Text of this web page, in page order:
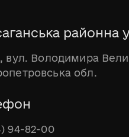
районна
вул. Володимира
обл.
94-82-00